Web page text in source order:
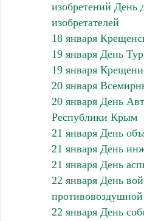
изобретений День
изобретателей
18 января
19 января День
19 января
20 января
20 января День
Республики Крым
21 января День
21 января День
21 января День
22 января День
22 января День